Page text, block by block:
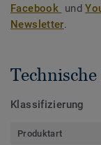
Facebook und
Newsletter.
Klassifizierung
Produktart